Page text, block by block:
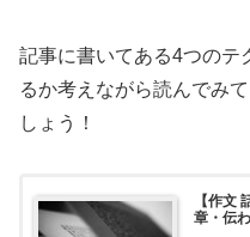
記事に書いてある4つのテ
るか考えながら読んでみ
しょう！
【作文
章・伝